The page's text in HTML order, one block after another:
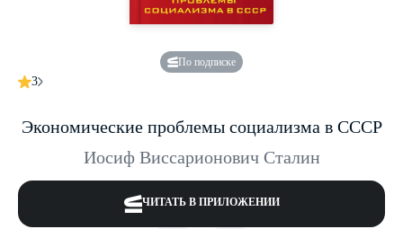
По подписке
3
Экономические проблемы социализма в СССР
Иосиф Виссарионович Сталин
ЧИТАТЬ В ПРИЛОЖЕНИИ